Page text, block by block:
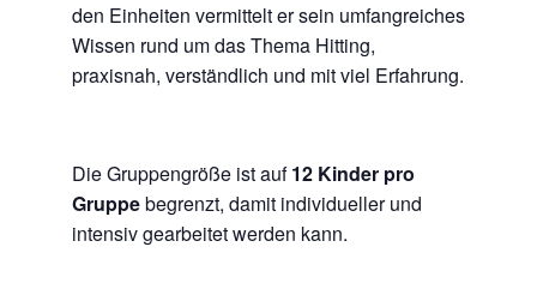
den Einheiten vermittelt er sein umfangreiches
Wissen rund um das Thema Hitting,
praxisnah, verständlich und mit viel Erfahrung.
Die Gruppengröße ist auf12 Kinder pro
Gruppebegrenzt, damit individueller und
intensiv gearbeitet werden kann.